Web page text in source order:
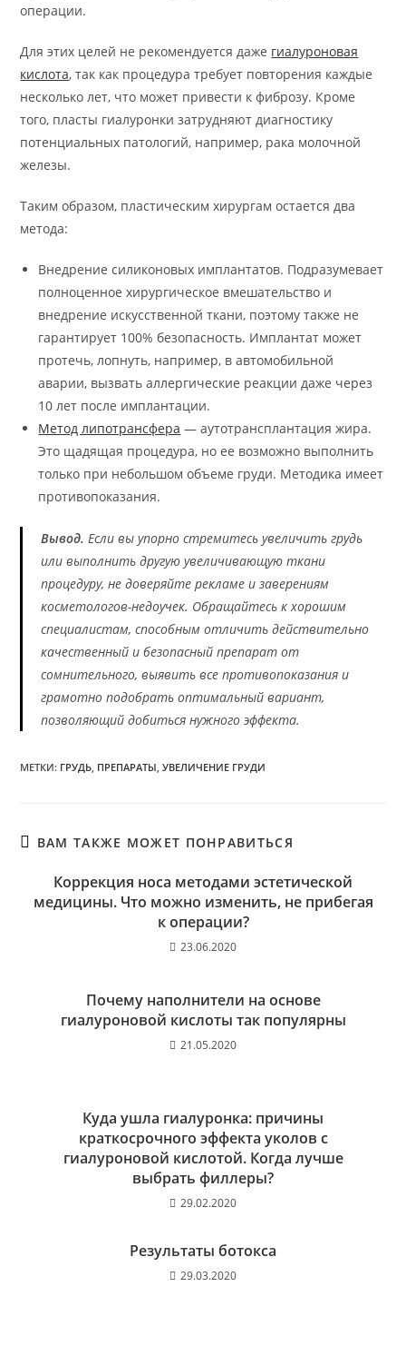
операции.
Для этих целей не рекомендуется даже гиалуроновая
кислота, так как процедура требует повторения каждые
несколько лет, что может привести к фиброзу. Кроме
того, пласты гиалуронки затрудняют диагностику
потенциальных патологий, например, рака молочной
железы.
Таким образом, пластическим хирургам остается два
метода:
Внедрение силиконовых имплантатов. Подразумевает
полноценное хирургическое вмешательство и
внедрение искусственной ткани, поэтому также не
гарантирует 100% безопасность. Имплантат может
протечь, лопнуть, например, в автомобильной
аварии, вызвать аллергические реакции даже через
10 лет после имплантации.
Метод липотрансфера — аутотрансплантация жира.
Это щадящая процедура, но ее возможно выполнить
только при небольшом объеме груди. Методика имеет
противопоказания.
Вывод. Если вы упорно стремитесь увеличить грудь
или выполнить другую увеличивающую ткани
процедуру, не доверяйте рекламе и заверениям
косметологов-недоучек. Обращайтесь к хорошим
специалистам, способным отличить действительно
качественный и безопасный препарат от
сомнительного, выявить все противопоказания и
грамотно подобрать оптимальный вариант,
позволяющий добиться нужного эффекта.
МЕТКИ: ГРУДЬ ПРЕПАРАТЫ УВЕЛИЧЕНИЕ ГРУДИ
ВАМ ТАКЖЕ МОЖЕТ ПОНРАВИТЬСЯ
Коррекция носа методами эстетической
медицины. Что можно изменить, не прибегая
к операции?
23.06.2020
Почему наполнители на основе
гиалуроновой кислоты так популярны
21.05.2020
Куда ушла гиалуронка: причины
краткосрочного эффекта уколов с
гиалуроновой кислотой. Когда лучше
выбрать филлеры?
29.02.2020
Результаты ботокса
29.03.2020